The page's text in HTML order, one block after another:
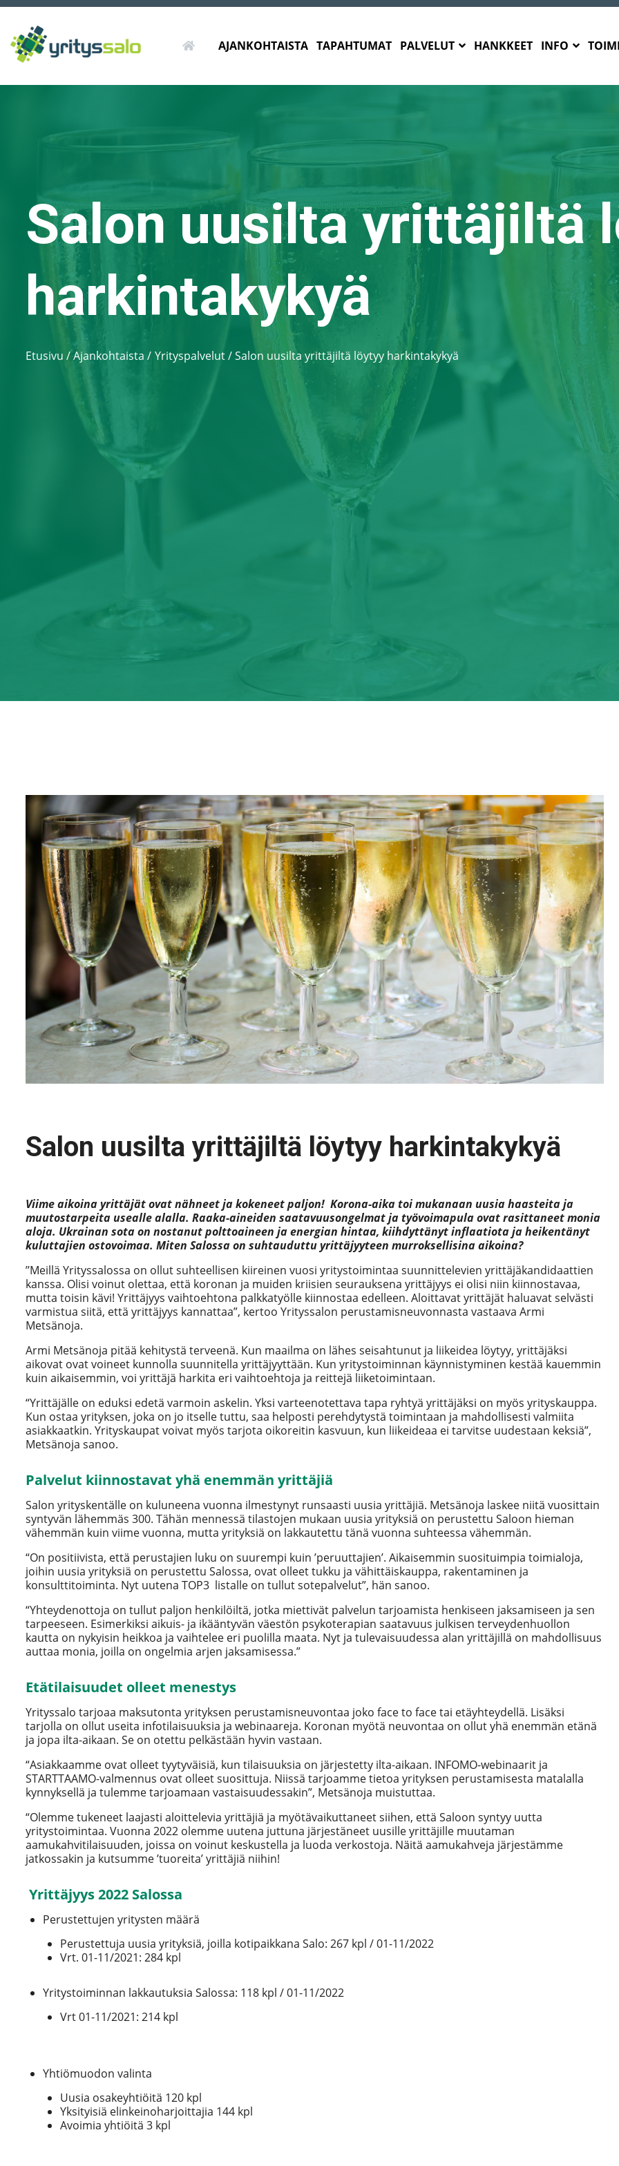
ETUSIVU AJANKOHTAISTA TAPAHTUMAT PALVELUT HANKKEET INFO
Salon uusilta yrittäjiltä
harkintakykyä
Etusivu /Ajankohtaista Yrityspalvelut/Salon uusilta yrittäjiltä löytyy harkintakykyä
Salon uusilta yrittäjiltä löytyy harkintakykyä
Viime aikoina yrittäjät ovat nähneet ja kokeneet paljon! Korona-aika toi mukanaan uusia haasteita ja
muutostarpeita usealle alalla. Raaka-aineiden saatavuusongelmat ja työvoimapula ovat rasittaneet monia
aloja. Ukrainan sota on nostanut polttoaineen ja energian hintaa, kiihdyttänyt inflaatiota ja heikentänyt
kuluttajien ostovoimaa. Miten Salossa on suhtauduttu yrittäjyyteen murroksellisina aikoina?
’’Meillä Yrityssalossa on ollut suhteellisen kiireinen vuosi yritystoimintaa suunnittelevien yrittäjäkandidaattien
kanssa. Olisi voinut olettaa, että koronan ja muiden kriisien seurauksena yrittäjyys ei olisi niin kiinnostavaa,
mutta toisin kävi! Yrittäjyys vaihtoehtona palkkatyölle kiinnostaa edelleen. Aloittavat yrittäjät haluavat selvästi
varmistua siitä, että yrittäjyys kannattaa”, kertoo Yrityssalon perustamisneuvonnasta vastaava Armi
Metsänoja.
Armi Metsänoja pitää kehitystä terveenä. Kun maailma on lähes seisahtunut ja liikeidea löytyy, yrittäjäksi
aikovat ovat voineet kunnolla suunnitella yrittäjyyttään. Kun yritystoiminnan käynnistyminen kestää kauemmin
kuin aikaisemmin, voi yrittäjä harkita eri vaihtoehtoja ja reittejä liiketoimintaan.
“Yrittäjälle on eduksi edetä varmoin askelin. Yksi varteenotettava tapa ryhtyä yrittäjäksi on myös yrityskauppa.
Kun ostaa yrityksen, joka on jo itselle tuttu, saa helposti perehdytystä toimintaan ja mahdollisesti valmiita
asiakkaatkin. Yrityskaupat voivat myös tarjota oikoreitin kasvuun, kun liikeideaa ei tarvitse uudestaan keksiä”,
Metsänoja sanoo.
Palvelut kiinnostavat yhä enemmän yrittäjiä
Salon yrityskentälle on kuluneena vuonna ilmestynyt runsaasti uusia yrittäjiä. Metsänoja laskee niitä vuosittain
syntyvän lähemmäs 300. Tähän mennessä tilastojen mukaan uusia yrityksiä on perustettu Saloon hieman
vähemmän kuin viime vuonna, mutta yrityksiä on lakkautettu tänä vuonna suhteessa vähemmän.
“On positiivista, että perustajien luku on suurempi kuin ’peruuttajien’. Aikaisemmin suosituimpia toimialoja,
joihin uusia yrityksiä on perustettu Salossa, ovat olleet tukku ja vähittäiskauppa, rakentaminen ja
konsulttitoiminta. Nyt uutena TOP3 listalle on tullut sotepalvelut”, hän sanoo.
“Yhteydenottoja on tullut paljon henkilöiltä, jotka miettivät palvelun tarjoamista henkiseen jaksamiseen ja sen
tarpeeseen. Esimerkiksi aikuis- ja ikääntyvän väestön psykoterapian saatavuus julkisen terveydenhuollon
kautta on nykyisin heikkoa ja vaihtelee eri puolilla maata. Nyt ja tulevaisuudessa alan yrittäjillä on mahdollisuus
auttaa monia, joilla on ongelmia arjen jaksamisessa.”
Etätilaisuudet olleet menestys
Yrityssalo tarjoaa maksutonta yrityksen perustamisneuvontaa joko face to face tai etäyhteydellä. Lisäksi
tarjolla on ollut useita infotilaisuuksia ja webinaareja. Koronan myötä neuvontaa on ollut yhä enemmän etänä
ja jopa ilta-aikaan. Se on otettu pelkästään hyvin vastaan.
“Asiakkaamme ovat olleet tyytyväisiä, kun tilaisuuksia on järjestetty ilta-aikaan. INFOMO-webinaarit ja
STARTTAAMO-valmennus ovat olleet suosittuja. Niissä tarjoamme tietoa yrityksen perustamisesta matalalla
kynnyksellä ja tulemme tarjoamaan vastaisuudessakin”, Metsänoja muistuttaa.
“Olemme tukeneet laajasti aloittelevia yrittäjiä ja myötävaikuttaneet siihen, että Saloon syntyy uutta
yritystoimintaa. Vuonna 2022 olemme uutena juttuna järjestäneet uusille yrittäjille muutaman
aamukahvitilaisuuden, joissa on voinut keskustella ja luoda verkostoja. Näitä aamukahveja järjestämme
jatkossakin ja kutsumme ’tuoreita’ yrittäjiä niihin!
Yrittäjyys 2022 Salossa
Perustettujen yritysten määrä
Perustettuja uusia yrityksiä, joilla kotipaikkana Salo: 267 kpl / 01-11/2022
Vrt. 01-11/2021: 284 kpl
Yritystoiminnan lakkautuksia Salossa: 118 kpl / 01-11/2022
Vrt 01-11/2021: 214 kpl
Yhtiömuodon valinta
Uusia osakeyhtiöitä 120 kpl
Yksityisiä elinkeinoharjoittajia 144 kpl
Avoimia yhtiöitä 3 kpl